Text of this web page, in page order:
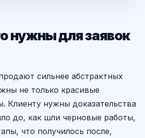
нужны для заявок
сильнее абстрактных
не только красивые
Клиенту нужны доказательства
до, как шли черновые работы,
что получилось после,